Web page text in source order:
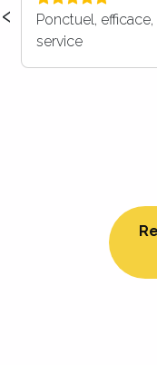
Vous faites parti
c’est certain !
votre efficacité.
‹